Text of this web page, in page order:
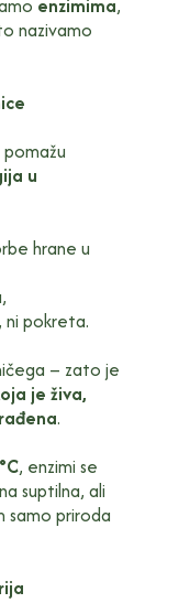
enzimima,
nazivamo
u
hrane u
ni pokreta.
– zato je
je živa,
.
, enzimi se
suptilna, ali
samo priroda